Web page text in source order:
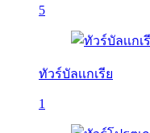
5
ทัวร์บัลเเกเรีย
1